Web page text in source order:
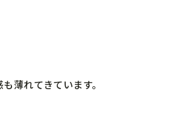
薄れてきています。